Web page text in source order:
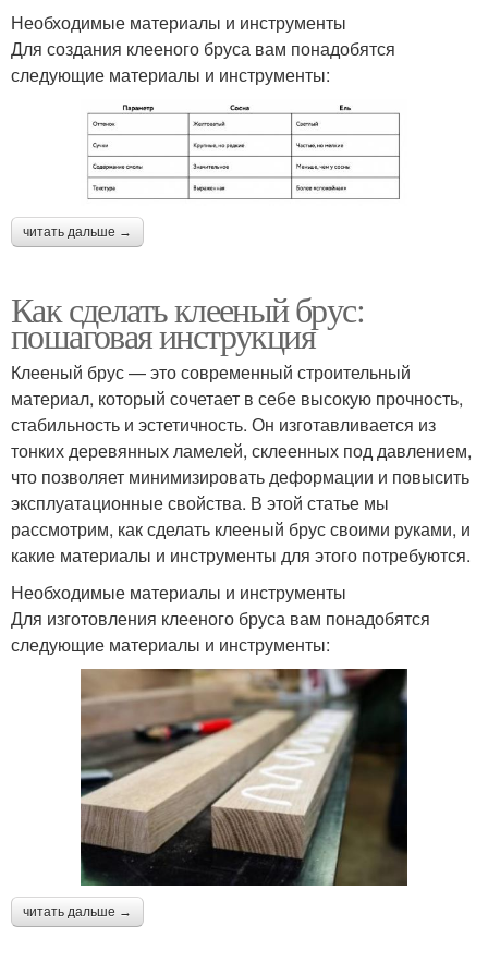
Необходимые материалы и инструменты
Для создания клееного бруса вам понадобятся
следующие материалы и инструменты:
читать дальше →
Как сделать клееный брус:
пошаговая инструкция
Клееный брус — это современный строительный
материал, который сочетает в себе высокую прочность,
стабильность и эстетичность. Он изготавливается из
тонких деревянных ламелей, склеенных под давлением,
что позволяет минимизировать деформации и повысить
эксплуатационные свойства. В этой статье мы
рассмотрим, как сделать клееный брус своими руками, и
какие материалы и инструменты для этого потребуются.
Необходимые материалы и инструменты
Для изготовления клееного бруса вам понадобятся
следующие материалы и инструменты:
читать дальше →